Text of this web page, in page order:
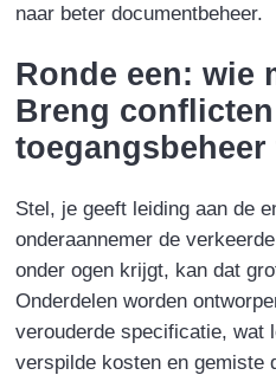
naar beter documentbeheer.
Ronde een: wie
Breng
toegangsbeheer
Stel, jegeeft leiding aan de
onderaannemer de
onder ogen krijgt, kan dat
Onderdelen worden
verouderde specificatie, wat
verspilde kosten en gemiste